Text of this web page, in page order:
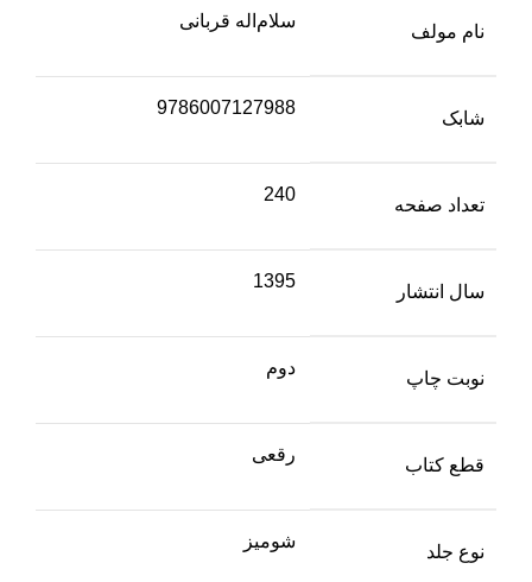
نام مولف
سلام‌اله قربانی
شابک
9786007127988
تعداد صفحه
240
سال انتشار
1395
نوبت چاپ
دوم
قطع کتاب
رقعی
نوع جلد
شومیز